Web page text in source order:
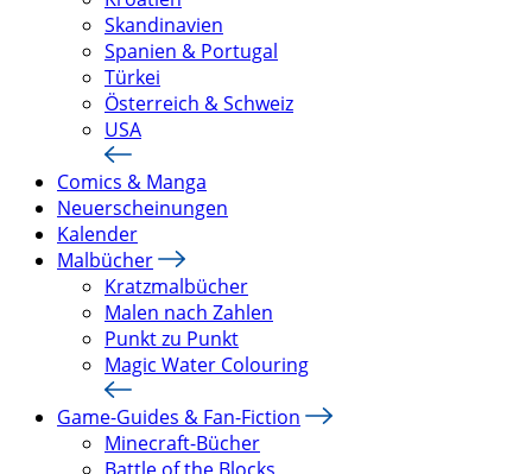
Skandinavien
Spanien & Portugal
Türkei
Österreich & Schweiz
USA
Comics & Manga
Neuerscheinungen
Kalender
Malbücher
Kratzmalbücher
Malen nach Zahlen
Punkt zu Punkt
Magic Water Colouring
Game-Guides & Fan-Fiction
Minecraft-Bücher